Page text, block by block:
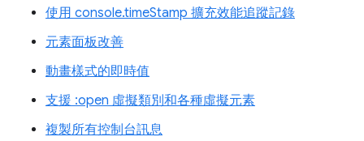
使用 console.timeStamp 擴充效能追蹤記錄
元素面板改善
動畫樣式的即時值
支援 :open 虛擬類別和各種虛擬元素
複製所有控制台訊息